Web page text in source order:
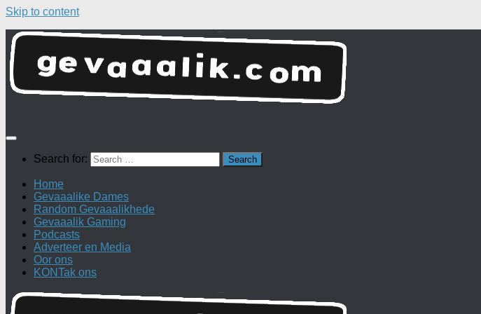
Skip to content
Search for:
Home
Gevaaalike Dames
Random Gevaaalikhede
Gevaaalik Gaming
Podcasts
Adverteer en Media
Oor ons
KONTak ons